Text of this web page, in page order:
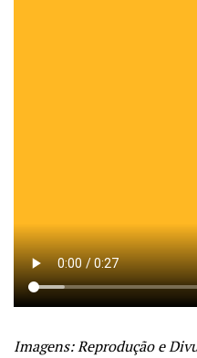
Imagens: Reprodução e